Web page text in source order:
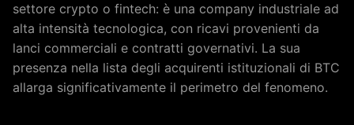
settore crypto o fintech: è una company industriale ad
alta intensità tecnologica, con ricavi provenienti da
lanci commerciali e contratti governativi. La sua
presenza nella lista degli acquirenti istituzionali di BTC
allarga significativamente il perimetro del fenomeno.